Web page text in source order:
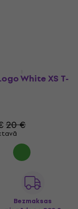
White XS T-
20 €
Bezmaksas